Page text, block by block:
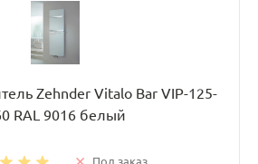
Zehnder Vitalo Bar VIP-125-
RAL 9016 белый
Под заказ